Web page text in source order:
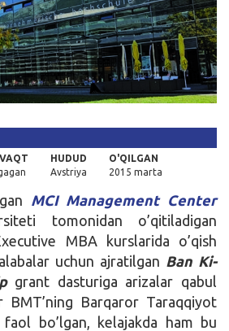
HUDUD
Avstriya
O'QILGAN
2015 marta
MCI Management Center
tomonidan o’qitiladigan
MBA kurslarida o’qish
uchun ajratilgan Ban Ki-
grant dasturiga arizalar qabul
BMT’ning Barqaror Taraqqiyot
faol bo’lgan, kelajakda ham bu